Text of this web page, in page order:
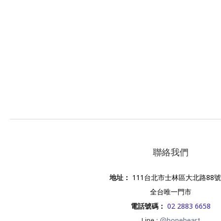
聯絡我們
地址 ： 111台北市士林區大北路88
全台唯一門市
電話號碼 ： 02 2883 6658